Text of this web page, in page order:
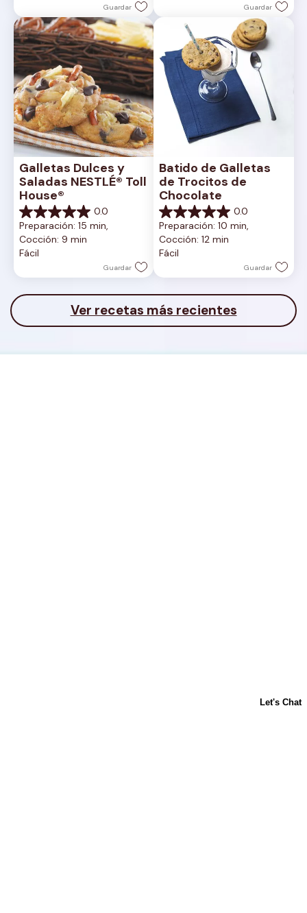
Guardar Guardar
Galletas Dulces y
Saladas NESTLÉ® Toll
House®
0.0
0.0
de
5
estrellas.
Preparación: 15 min,
Cocción: 9 min
Fácil
Guardar
Batido de Galletas
de Trocitos de
Chocolate
0.0
0.0
de
5
estrellas.
Preparación: 10 min,
Cocción: 12 min
Fácil
Guardar
Ver recetas más recientes